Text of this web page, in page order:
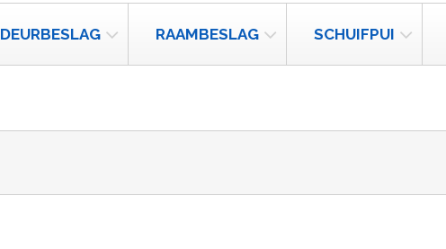
DEURBESLAG RAAMBESLAG SCHUIFPUI